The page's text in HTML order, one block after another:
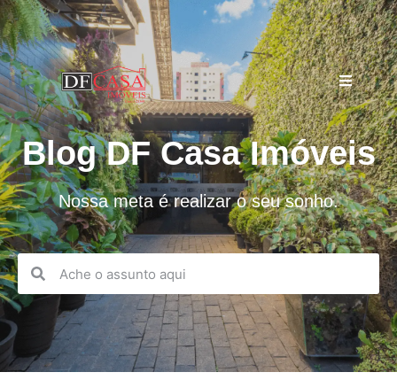
Blog DF Casa Imóveis
Nossa meta é realizar o seu sonho.